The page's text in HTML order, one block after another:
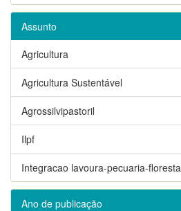
Assunto
Agricultura
Agricultura Sustentável
Agrossilvipastoril
Ilpf
Integracao lavoura-pecuaria-floresta
Ano de publicação